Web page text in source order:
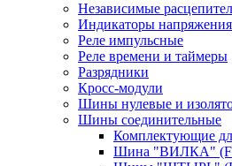
Независимые
Индикаторы напряжения
Реле импульсные
Реле времени и таймеры
Разрядники
Кросс-модули
Шины нулевые и
Шины соединительные
Комплектующие
Шина "ВИЛКА"